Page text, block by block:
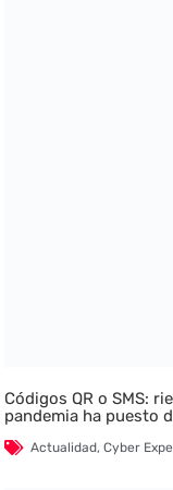
Códigos QR o SMS:
pandemia ha puesto
Actualidad,Cyber